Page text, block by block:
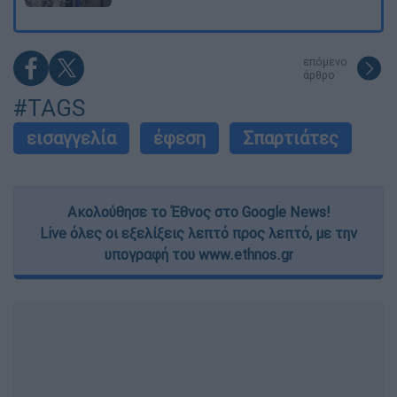
επόμενο
άρθρο
#TAGS
εισαγγελία έφεση Σπαρτιάτες
Ακολούθησε το Έθνος στο Google News!
Live όλες οι εξελίξεις λεπτό προς λεπτό, με την
υπογραφή του www.ethnos.gr